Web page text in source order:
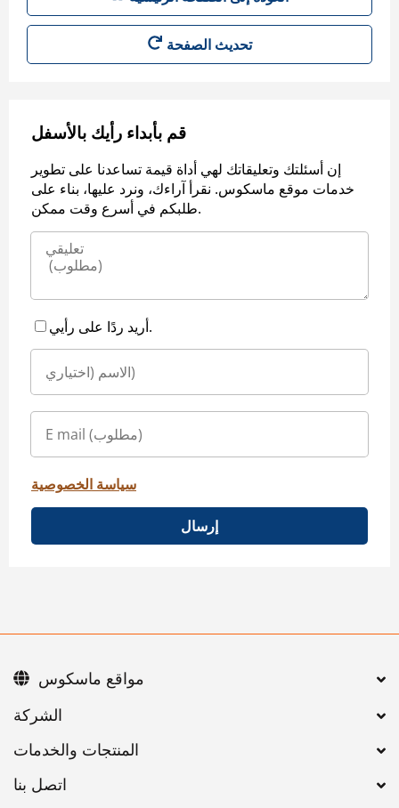
تحديث الصفحة
قم بأبداء رأيك بالأسفل
إن أسئلتك وتعليقاتك لهي أداة قيمة تساعدنا على تطوير
خدمات موقع ماسكوس. نقرأ آراءك، ونرد عليها، بناء على
طلبكم في أسرع وقت ممكن.
أريد ردًا على رأيي.
سياسة الخصوصية
إرسال
اتصل بنا
مواقع ماسكوس